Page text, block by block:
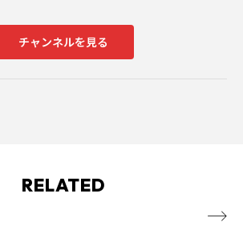
チャンネルを見る
RELATED
